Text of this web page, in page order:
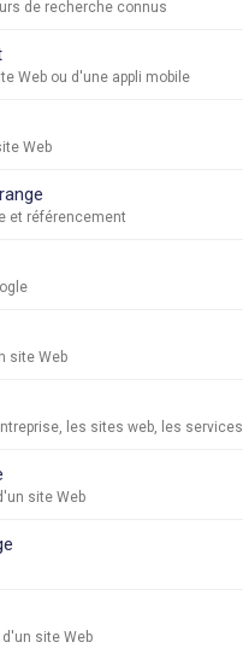
de recherche connus
Web ou d'une appli mobile
Web
et référencement
site Web
les sites web, les services
site Web
site Web